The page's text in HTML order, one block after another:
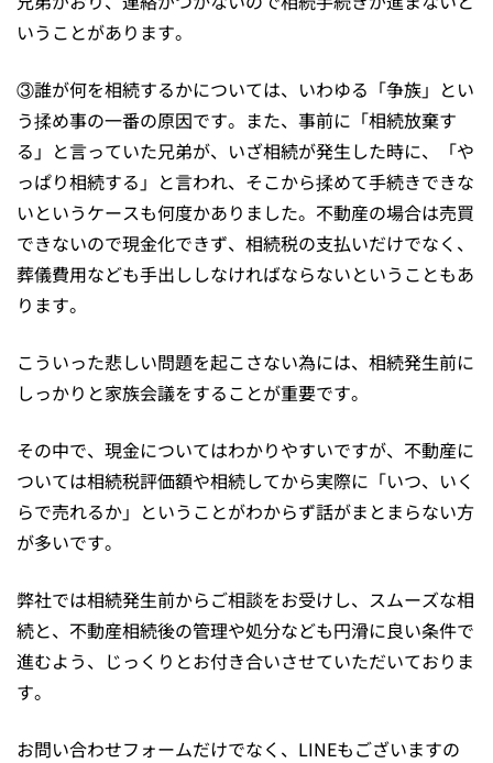
いうことがあります。
③誰が何を相続するかについては、いわゆる「争族」とい
う揉め事の一番の原因です。また、事前に「相続放棄す
る」と言っていた兄弟が、いざ相続が発生した時に、「や
っぱり相続する」と言われ、そこから揉めて手続きできな
いというケースも何度かありました。不動産の場合は売買
できないので現金化できず、相続税の支払いだけでなく、
葬儀費用なども手出ししなければならないということもあ
ります。
こういった悲しい問題を起こさない為には、相続発生前に
しっかりと家族会議をすることが重要です。
その中で、現金についてはわかりやすいですが、不動産に
ついては相続税評価額や相続してから実際に「いつ、いく
らで売れるか」ということがわからず話がまとまらない方
が多いです。
弊社では相続発生前からご相談をお受けし、スムーズな相
続と、不動産相続後の管理や処分なども円滑に良い条件で
進むよう、じっくりとお付き合いさせていただいておりま
す。
お問い合わせフォームだけでなく、LINEもございますの